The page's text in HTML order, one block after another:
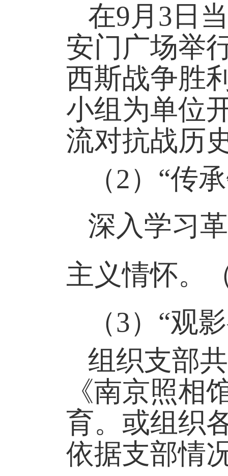
在9月 3 日
安门广场举
西斯战争胜
小组 为单位
流对抗战历
（2） “传
深入学习
主义情怀。
（3）“观
组织支部
《南京照相
育。 或组织
依据支部情